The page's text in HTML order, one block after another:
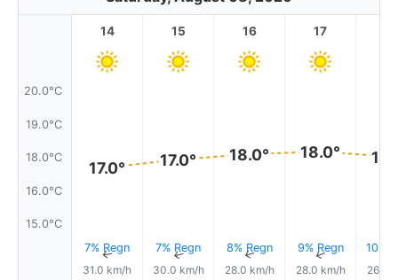
20.0°C
19.0°C
18.0°C
16.0°C
15.0°C
14
17.0°
7% Regn
↑
31.0 km/h
15
17.0°
7% Regn
↑
30.0 km/h
16
18.0°
8% Regn
↑
28.0 km/h
17
18.0°
9% Regn
↑
28.0 km/h
10%
26.0